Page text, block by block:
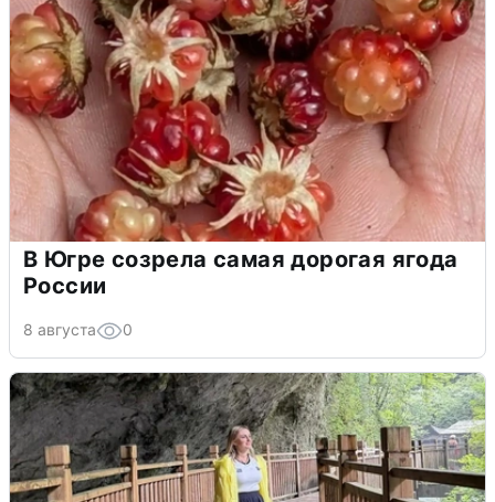
В Югре созрела самая дорогая ягода
России
8 августа 0